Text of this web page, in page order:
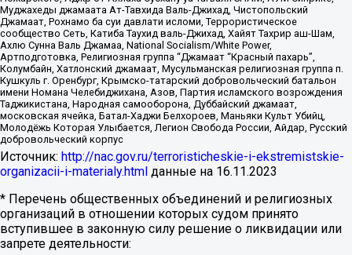
Муджахеды джамаата Ат-Тавхида Валь-Джихад, Чистопольский
Джамаат, Рохнамо ба суи давлати исломи, Террористическое
сообщество Сеть, Катиба Таухид валь-Джихад, Хайят Тахрир аш-Шам,
Ахлю Сунна Валь Джамаа, National Socialism/White Power,
Артподготовка, Религиозная группа “Джамаат “Красный пахарь”,
Колумбайн, Хатлонский джамаат, Мусульманская религиозная группа п.
Кушкуль г. Оренбург, Крымско-татарский добровольческий батальон
имени Номана Челебиджихана, Азов, Партия исламского возрождения
Таджикистана, Народная самооборона, Дуббайский джамаат,
московская ячейка, Батал-Хаджи Белхороев, Маньяки Культ Убийц,
Молодёжь Которая Улыбается, Легион Свобода России, Айдар, Русский
добровольческий корпус
Источник: http://nac.gov.ru/terroristicheskie-i-ekstremistskie-
organizacii-i-materialy.html данные на 16.11.2023
* Перечень общественных объединений и религиозных
организаций в отношении которых судом принято
вступившее в законную силу решение о ликвидации или
запрете деятельности: